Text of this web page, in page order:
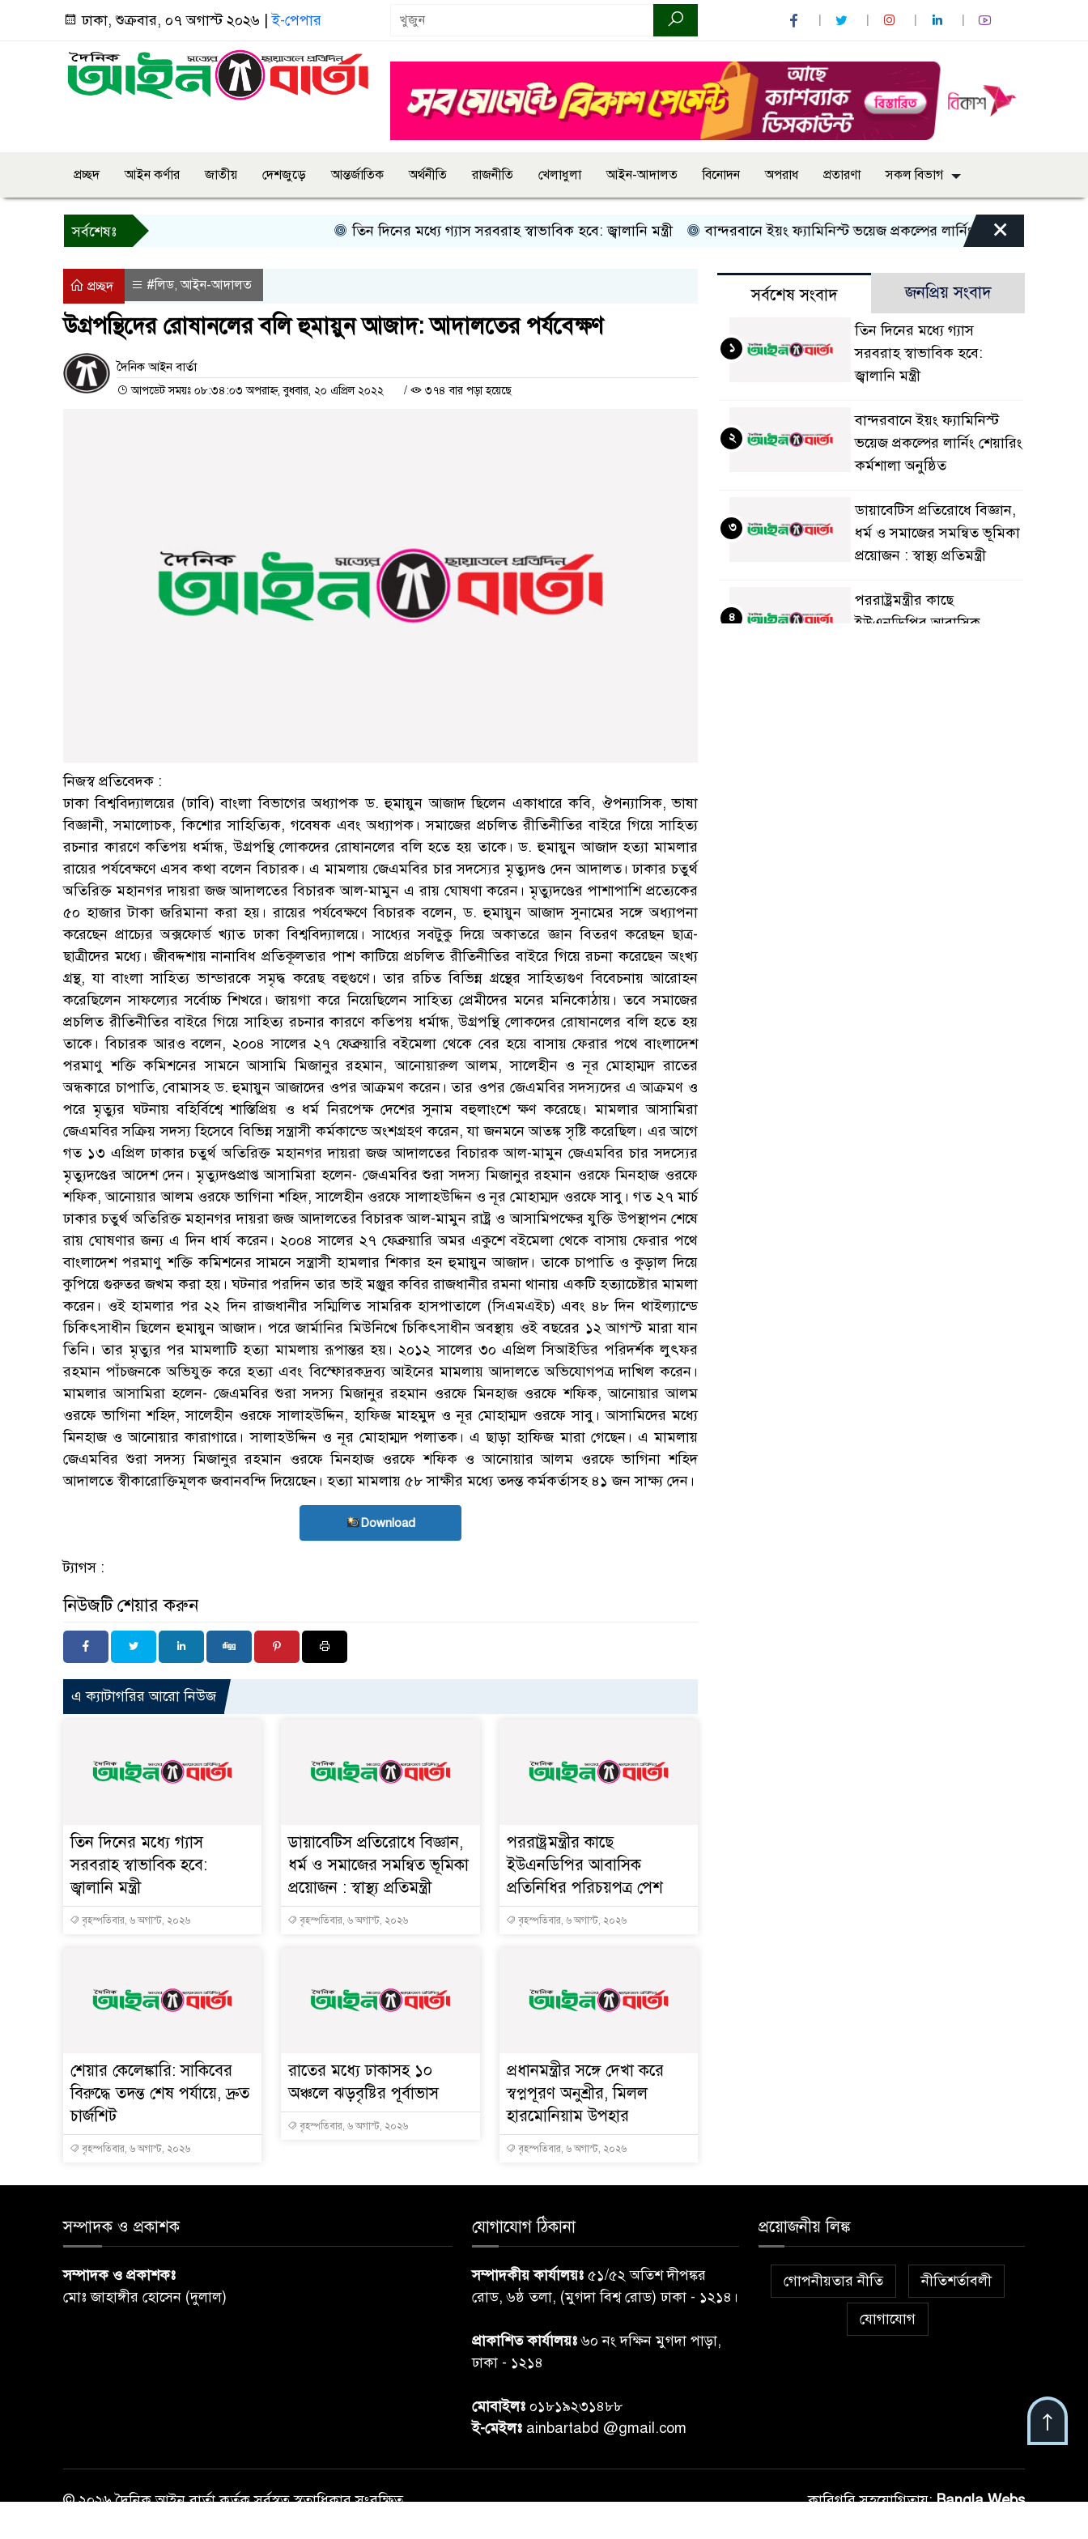
ঢাকা, শুক্রবার, ০৭ অগাস্ট ২০২৬ |ই-পেপার
প্রচ্ছদ আইন কর্ণার জাতীয় দেশজুড়ে আন্তর্জাতিক অর্থনীতি রাজনীতি খেলাধুলা আইন-আদালত বিনোদন অপরাধ প্রতারণা সকল বিভাগ
সর্বশেষঃ তিন দিনের মধ্যে গ্যাস সরবরাহ স্বাভাবিক হবে: জ্বালানি মন্ত্রী বান্দরবানে ইয়ং ফ্যামিনিস্ট ভয়েজ প্রকল্পের লার্নিং শেয়ারিং কর্মশালা অনুষ্ঠিত
×
প্রচ্ছদ #লিড,আইন-আদালত
উগ্রপন্থিদের রোষানলের বলি হুমায়ুন আজাদ: আদালতের পর্যবেক্ষণ
দৈনিক আইন বার্তা
আপডেট সময়ঃ ০৮:৩৪:০৩ অপরাহ্ন, বুধবার, ২০ এপ্রিল ২০২২ / ৩৭৪ বার পড়া হয়েছে
নিজস্ব প্রতিবেদক :
ঢাকা বিশ্ববিদ্যালয়ের (ঢাবি) বাংলা বিভাগের অধ্যাপক ড. হুমায়ুন আজাদ ছিলেন একাধারে কবি, ঔপন্যাসিক, ভাষা
বিজ্ঞানী, সমালোচক, কিশোর সাহিত্যিক, গবেষক এবং অধ্যাপক। সমাজের প্রচলিত রীতিনীতির বাইরে গিয়ে সাহিত্য
রচনার কারণে কতিপয় ধর্মান্ধ, উগ্রপন্থি লোকদের রোষানলের বলি হতে হয় তাকে। ড. হুমায়ুন আজাদ হত্যা মামলার
রায়ের পর্যবেক্ষণে এসব কথা বলেন বিচারক। এ মামলায় জেএমবির চার সদস্যের মৃত্যুদণ্ড দেন আদালত। ঢাকার চতুর্থ
অতিরিক্ত মহানগর দায়রা জজ আদালতের বিচারক আল-মামুন এ রায় ঘোষণা করেন। মৃত্যুদণ্ডের পাশাপাশি প্রত্যেকের
৫০ হাজার টাকা জরিমানা করা হয়। রায়ের পর্যবেক্ষণে বিচারক বলেন, ড. হুমায়ুন আজাদ সুনামের সঙ্গে অধ্যাপনা
করেছেন প্রাচ্যের অক্সফোর্ড খ্যাত ঢাকা বিশ্ববিদ্যালয়ে। সাধ্যের সবটুকু দিয়ে অকাতরে জ্ঞান বিতরণ করেছন ছাত্র-
ছাত্রীদের মধ্যে। জীবদ্দশায় নানাবিধ প্রতিকূলতার পাশ কাটিয়ে প্রচলিত রীতিনীতির বাইরে গিয়ে রচনা করেছেন অংখ্য
গ্রন্থ, যা বাংলা সাহিত্য ভান্ডারকে সমৃদ্ধ করেছ বহুগুণে। তার রচিত বিভিন্ন গ্রন্থের সাহিত্যগুণ বিবেচনায় আরোহন
করেছিলেন সাফল্যের সর্বোচ্চ শিখরে। জায়গা করে নিয়েছিলেন সাহিত্য প্রেমীদের মনের মনিকোঠায়। তবে সমাজের
প্রচলিত রীতিনীতির বাইরে গিয়ে সাহিত্য রচনার কারণে কতিপয় ধর্মান্ধ, উগ্রপন্থি লোকদের রোষানলের বলি হতে হয়
তাকে। বিচারক আরও বলেন, ২০০৪ সালের ২৭ ফেব্রুয়ারি বইমেলা থেকে বের হয়ে বাসায় ফেরার পথে বাংলাদেশ
পরমাণু শক্তি কমিশনের সামনে আসামি মিজানুর রহমান, আনোয়ারুল আলম, সালেহীন ও নূর মোহাম্মদ রাতের
অন্ধকারে চাপাতি, বোমাসহ ড. হুমায়ুন আজাদের ওপর আক্রমণ করেন। তার ওপর জেএমবির সদস্যদের এ আক্রমণ ও
পরে মৃত্যুর ঘটনায় বহির্বিশ্বে শাস্তিপ্রিয় ও ধর্ম নিরপেক্ষ দেশের সুনাম বহুলাংশে ক্ষণ করেছে। মামলার আসামিরা
জেএমবির সক্রিয় সদস্য হিসেবে বিভিন্ন সন্ত্রাসী কর্মকান্ডে অংশগ্রহণ করেন, যা জনমনে আতঙ্ক সৃষ্টি করেছিল। এর আগে
গত ১৩ এপ্রিল ঢাকার চতুর্থ অতিরিক্ত মহানগর দায়রা জজ আদালতের বিচারক আল-মামুন জেএমবির চার সদস্যের
মৃত্যুদণ্ডের আদেশ দেন। মৃত্যুদণ্ডপ্রাপ্ত আসামিরা হলেন- জেএমবির শুরা সদস্য মিজানুর রহমান ওরফে মিনহাজ ওরফে
শফিক, আনোয়ার আলম ওরফে ভাগিনা শহিদ, সালেহীন ওরফে সালাহউদ্দিন ও নূর মোহাম্মদ ওরফে সাবু। গত ২৭ মার্চ
ঢাকার চতুর্থ অতিরিক্ত মহানগর দায়রা জজ আদালতের বিচারক আল-মামুন রাষ্ট্র ও আসামিপক্ষের যুক্তি উপস্থাপন শেষে
রায় ঘোষণার জন্য এ দিন ধার্য করেন। ২০০৪ সালের ২৭ ফেব্রুয়ারি অমর একুশে বইমেলা থেকে বাসায় ফেরার পথে
বাংলাদেশ পরমাণু শক্তি কমিশনের সামনে সন্ত্রাসী হামলার শিকার হন হুমায়ুন আজাদ। তাকে চাপাতি ও কুড়াল দিয়ে
কুপিয়ে গুরুতর জখম করা হয়। ঘটনার পরদিন তার ভাই মঞ্জুর কবির রাজধানীর রমনা থানায় একটি হত্যাচেষ্টার মামলা
করেন। ওই হামলার পর ২২ দিন রাজধানীর সম্মিলিত সামরিক হাসপাতালে (সিএমএইচ) এবং ৪৮ দিন থাইল্যান্ডে
চিকিৎসাধীন ছিলেন হুমায়ুন আজাদ। পরে জার্মানির মিউনিখে চিকিৎসাধীন অবস্থায় ওই বছরের ১২ আগস্ট মারা যান
তিনি। তার মৃত্যুর পর মামলাটি হত্যা মামলায় রূপান্তর হয়। ২০১২ সালের ৩০ এপ্রিল সিআইডির পরিদর্শক লুৎফর
রহমান পাঁচজনকে অভিযুক্ত করে হত্যা এবং বিস্ফোরকদ্রব্য আইনের মামলায় আদালতে অভিযোগপত্র দাখিল করেন।
মামলার আসামিরা হলেন- জেএমবির শুরা সদস্য মিজানুর রহমান ওরফে মিনহাজ ওরফে শফিক, আনোয়ার আলম
ওরফে ভাগিনা শহিদ, সালেহীন ওরফে সালাহউদ্দিন, হাফিজ মাহমুদ ও নূর মোহাম্মদ ওরফে সাবু। আসামিদের মধ্যে
মিনহাজ ও আনোয়ার কারাগারে। সালাহউদ্দিন ও নূর মোহাম্মদ পলাতক। এ ছাড়া হাফিজ মারা গেছেন। এ মামলায়
জেএমবির শুরা সদস্য মিজানুর রহমান ওরফে মিনহাজ ওরফে শফিক ও আনোয়ার আলম ওরফে ভাগিনা শহিদ
আদালতে স্বীকারোক্তিমূলক জবানবন্দি দিয়েছেন। হত্যা মামলায় ৫৮ সাক্ষীর মধ্যে তদন্ত কর্মকর্তাসহ ৪১ জন সাক্ষ্য দেন।
Download
ট্যাগস :
নিউজটি শেয়ার করুন
এ ক্যাটাগরির আরো নিউজ
তিন দিনের মধ্যে গ্যাস
সরবরাহ স্বাভাবিক হবে:
জ্বালানি মন্ত্রী
বৃহস্পতিবার, ৬ অগাস্ট, ২০২৬
ডায়াবেটিস প্রতিরোধে বিজ্ঞান,
ধর্ম ও সমাজের সমন্বিত ভূমিকা
প্রয়োজন : স্বাস্থ্য প্রতিমন্ত্রী
বৃহস্পতিবার, ৬ অগাস্ট, ২০২৬
পররাষ্ট্রমন্ত্রীর কা‌ছে
ইউএনডিপির আবাসিক
প্রতিনিধির পরিচয়পত্র পেশ
বৃহস্পতিবার, ৬ অগাস্ট, ২০২৬
শেয়ার কেলেঙ্কারি: সাকিবের
বিরুদ্ধে তদন্ত শেষ পর্যায়ে, দ্রুত
চার্জশিট
বৃহস্পতিবার, ৬ অগাস্ট, ২০২৬
রাতের মধ্যে ঢাকাসহ ১০
অঞ্চলে ঝড়বৃষ্টির পূর্বাভাস
বৃহস্পতিবার, ৬ অগাস্ট, ২০২৬
প্রধানমন্ত্রীর সঙ্গে দেখা করে
স্বপ্নপূরণ অনুশ্রীর, মিলল
হারমোনিয়াম উপহার
বৃহস্পতিবার, ৬ অগাস্ট, ২০২৬
সর্বশেষ সংবাদ জনপ্রিয় সংবাদ
তিন দিনের মধ্যে গ্যাস
সরবরাহ স্বাভাবিক হবে:
জ্বালানি মন্ত্রী
১
বান্দরবানে ইয়ং ফ্যামিনিস্ট
ভয়েজ প্রকল্পের লার্নিং শেয়ারিং
কর্মশালা অনুষ্ঠিত
২
ডায়াবেটিস প্রতিরোধে বিজ্ঞান,
ধর্ম ও সমাজের সমন্বিত ভূমিকা
প্রয়োজন : স্বাস্থ্য প্রতিমন্ত্রী
৩
পররাষ্ট্রমন্ত্রীর কা‌ছে
ইউএনডিপির আবাসিক
৪
সম্পাদক ও প্রকাশক
সম্পাদক ও প্রকাশকঃ
মোঃ জাহাঙ্গীর হোসেন (দুলাল)
যোগাযোগ ঠিকানা
সম্পাদকীয় কার্যালয়ঃ ৫১/৫২ অতিশ দীপঙ্কর
রোড, ৬ষ্ঠ তলা, (মুগদা বিশ্ব রোড) ঢাকা - ১২১৪।
প্রাকাশিত কার্যালয়ঃ৬০ নং দক্ষিন মুগদা পাড়া,
ঢাকা - ১২১৪
মোবাইলঃ ০১৮১৯২৩১৪৮৮
ই-মেইলঃ ainbartabd @gmail.com
প্রয়োজনীয় লিঙ্ক
গোপনীয়তার নীতি নীতিশর্তাবলী
যোগাযোগ
© ২০২৬ দৈনিক আইন বার্তা কর্তৃক সর্বস্বত্ব স্বত্বাধিকার সংরক্ষিত কারিগরি সহযোগিতায়:Bangla Webs